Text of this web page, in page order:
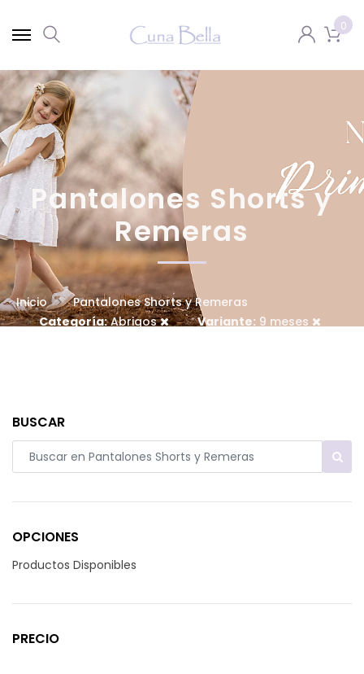
0
Pantalones Shorts y
Remeras
Inicio
Pantalones Shorts y Remeras
Categoría:Abrigos Variante: 9 meses
BUSCAR
OPCIONES
Productos Disponibles
PRECIO